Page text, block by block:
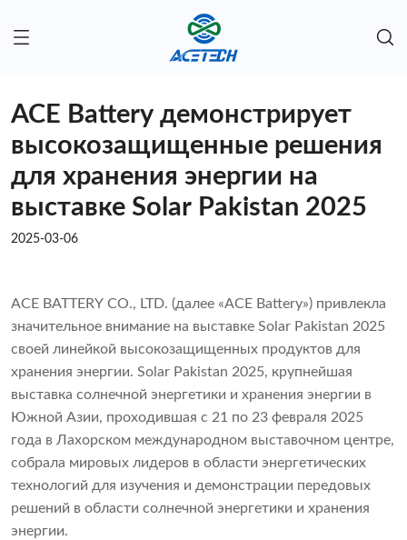
ACE Battery демонстрирует
высокозащищенные решения
для хранения энергии на
выставке Solar Pakistan 2025
2025-03-06
ACE BATTERY CO., LTD. (далее «ACE Battery») привлекла
значительное внимание на выставке Solar Pakistan 2025
своей линейкой высокозащищенных продуктов для
хранения энергии. Solar Pakistan 2025, крупнейшая
выставка солнечной энергетики и хранения энергии в
Южной Азии, проходившая с 21 по 23 февраля 2025
года в Лахорском международном выставочном центре,
собрала мировых лидеров в области энергетических
технологий для изучения и демонстрации передовых
решений в области солнечной энергетики и хранения
энергии.